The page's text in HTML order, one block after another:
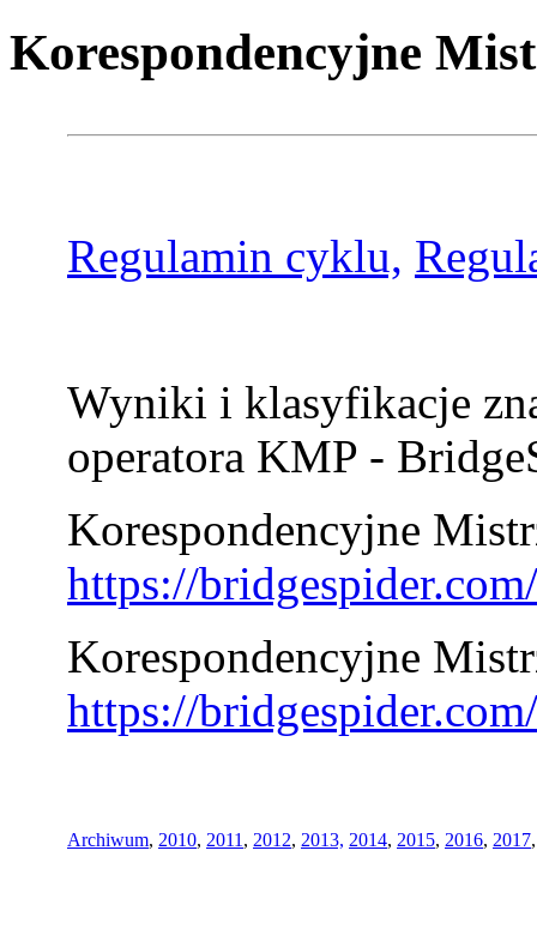
Korespondencyjne
Regulamin cyklu,
Wyniki i klasyfikacje
operatora KMP -
Korespondencyjne
https://
Korespondencyjne
https://
Archiwum, 2010, 2011 , 2012, 2013, 2014, 2015, 2016, 2017